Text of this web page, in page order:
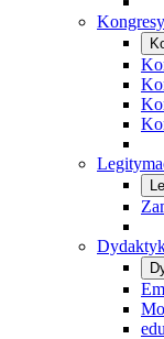
Kongresy